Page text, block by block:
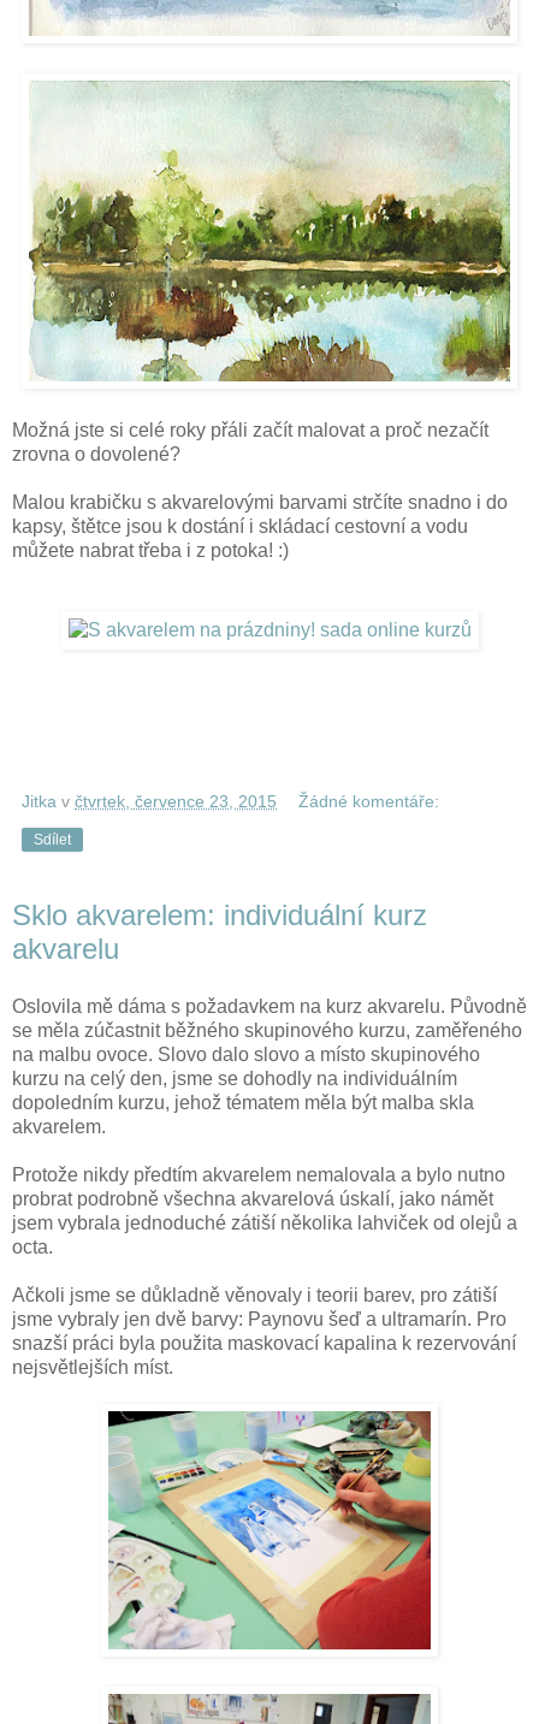
Možná jste si celé roky přáli začít malovat a proč nezačít
zrovna o dovolené?
Malou krabičku s akvarelovými barvami strčíte snadno i do
kapsy, štětce jsou k dostání i skládací cestovní a vodu
můžete nabrat třeba i z potoka! :)
Jitka v čtvrtek, července 23, 2015 Žádné komentáře:
Sdílet
Sklo akvarelem: individuální kurz
akvarelu
Oslovila mě dáma s požadavkem na kurz akvarelu. Původně
se měla zúčastnit běžného skupinového kurzu, zaměřeného
na malbu ovoce. Slovo dalo slovo a místo skupinového
kurzu na celý den, jsme se dohodly na individuálním
dopoledním kurzu, jehož tématem měla být malba skla
akvarelem.
Protože nikdy předtím akvarelem nemalovala a bylo nutno
probrat podrobně všechna akvarelová úskalí, jako námět
jsem vybrala jednoduché zátiší několika lahviček od olejů a
octa.
Ačkoli jsme se důkladně věnovaly i teorii barev, pro zátiší
jsme vybraly jen dvě barvy: Paynovu šeď a ultramarín. Pro
snazší práci byla použita maskovací kapalina k rezervování
nejsvětlejších míst.